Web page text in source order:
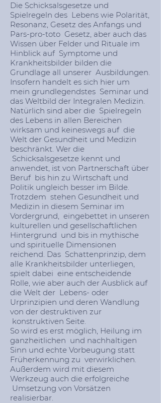
Die Schicksalsgesetze und
Spielregeln des Lebens wie Polarität,
Resonanz, Gesetz des Anfangs und
Pars-pro-toto Gesetz, aber auch das
Wissen über Felder und Rituale im
Hinblick auf Symptome und
Krankheitsbilder bilden die
Grundlage all unserer Ausbildungen.
Insofern handelt es sich hier um
mein grundlegendstes Seminar und
das Weltbild der Integralen Medizin.
Natürlich sind aber die Spielregeln
des Lebens in allen Bereichen
wirksam und keineswegs auf die
Welt der Gesundheit und Medizin
beschränkt. Wer die
Schicksalsgesetze kennt und
anwendet, ist von Partnerschaft über
Beruf bis hin zu Wirtschaft und
Politik ungleich besser im Bilde.
Trotzdem stehen Gesundheit und
Medizin in diesem Seminar im
Vordergrund, eingebettet in unseren
kulturellen und gesellschaftlichen
Hintergrund und bis in mythische
und spirituelle Dimensionen
reichend. Das Schattenprinzip, dem
alle Krankheitsbilder unterliegen,
spielt dabei eine entscheidende
Rolle, wie aber auch der Ausblick auf
die Welt der Lebens- oder
Urprinzipien und deren Wandlung
von der destruktiven zur
konstruktiven Seite.
So wird es erst möglich, Heilung im
ganzheitlichen und nachhaltigen
Sinn und echte Vorbeugung statt
Früherkennung zu verwirklichen.
Außerdem wird mit diesem
Werkzeug auch die erfolgreiche
Umsetzung von Vorsätzen
realisierbar.